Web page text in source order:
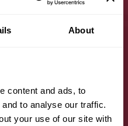
About
content and ads, to
to analyse our traffic.
your use of our site with